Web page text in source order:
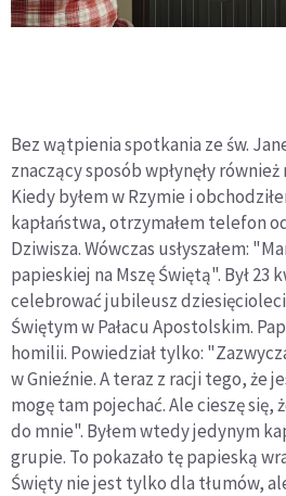
Bez wątpienia spotkania ze św.
znaczący sposób wpłynęły
Kiedy byłem w Rzymie i
kapłaństwa, otrzymałem telefon
Dziwisza. Wówczas usłyszałem:
papieskiej na Mszę Świętą". Był 23
celebrować jubileusz
Świętym w Pałacu Apostolskim.
homilii. Powiedział tylko:
w Gnieźnie. A teraz z racji tego, że
mogę tam pojechać. Ale cieszę się,
do mnie". Byłem wtedy jedynym
grupie. To pokazało tę papieską
Święty nie jest tylko dla tłumów,